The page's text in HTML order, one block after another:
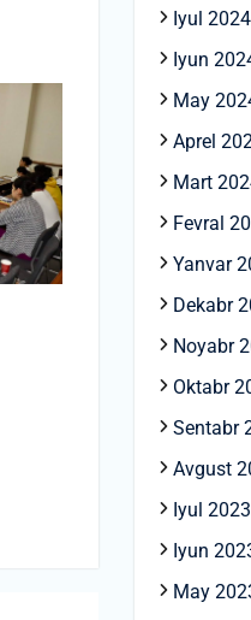
Iyul 2024
Iyun
May
Aprel
Mart
Fevral
Yanvar
Dekabr
Noyabr
Oktabr
Sentabr
Avgust
Iyul 2023
Iyun
May